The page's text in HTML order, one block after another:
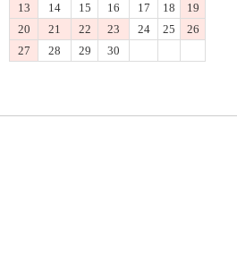
13
14 15 16 17 18
19
20
21 22 23 24 25
26
27
28 29 30